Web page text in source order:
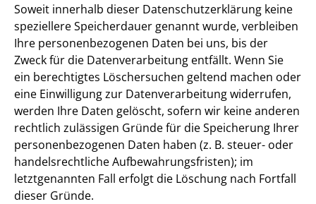
Soweit innerhalb dieser Datenschutzerklärung keine
speziellere Speicherdauer genannt wurde, verbleiben
Ihre personenbezogenen Daten bei uns, bis der
Zweck für die Datenverarbeitung entfällt. Wenn Sie
ein berechtigtes Löschersuchen geltend machen oder
eine Einwilligung zur Datenverarbeitung widerrufen,
werden Ihre Daten gelöscht, sofern wir keine anderen
rechtlich zulässigen Gründe für die Speicherung Ihrer
personenbezogenen Daten haben (z. B. steuer- oder
handelsrechtliche Aufbewahrungsfristen); im
letztgenannten Fall erfolgt die Löschung nach Fortfall
dieser Gründe.